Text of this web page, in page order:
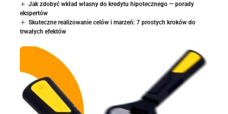
Jak zdobyć wkład własny do kredytu hipotecznego — porady
ekspertów
Skuteczne realizowanie celów i marzeń: 7 prostych kroków do
trwałych efektów